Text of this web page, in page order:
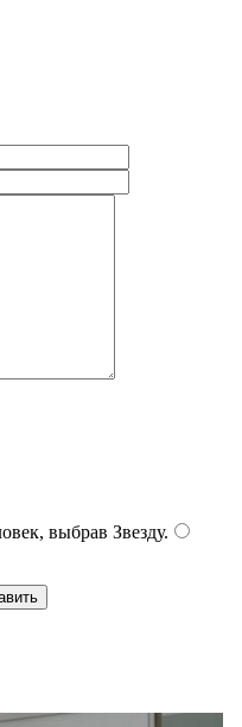
выбрав Звезду.